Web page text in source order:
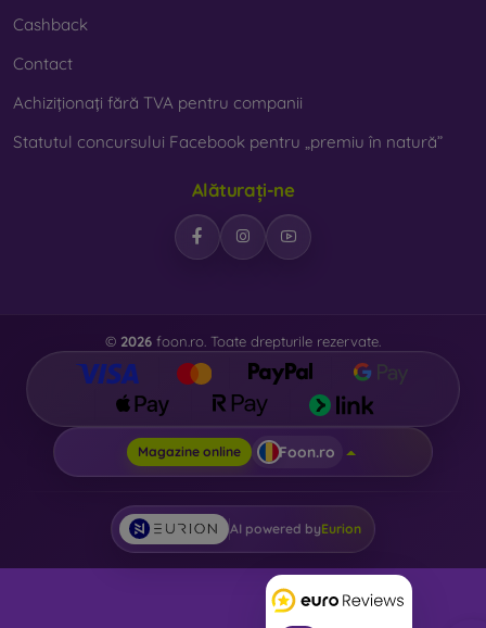
Cashback
Contact
Achiziționați fără TVA pentru companii
Statutul concursului Facebook pentru „premiu în natură”
Alăturați-ne
© 2026 foon.ro. Toate drepturile rezervate.
Magazine online Foon.ro
AI powered byEurion